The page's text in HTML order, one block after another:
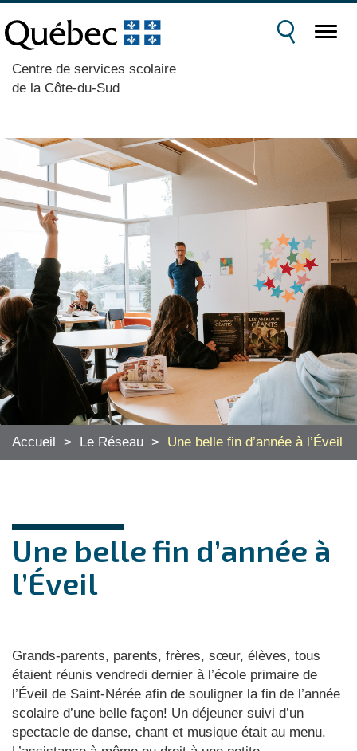
Centre de services scolaire
de la Côte-du-Sud
Accueil > Le Réseau > Une belle fin d’année à l’Éveil
Une belle fin d’année à
l’Éveil
Grands-parents, parents, frères, sœur, élèves, tous
étaient réunis vendredi dernier à l’école primaire de
l’Éveil de Saint-Nérée afin de souligner la fin de l’année
scolaire d’une belle façon! Un déjeuner suivi d’un
spectacle de danse, chant et musique était au menu.